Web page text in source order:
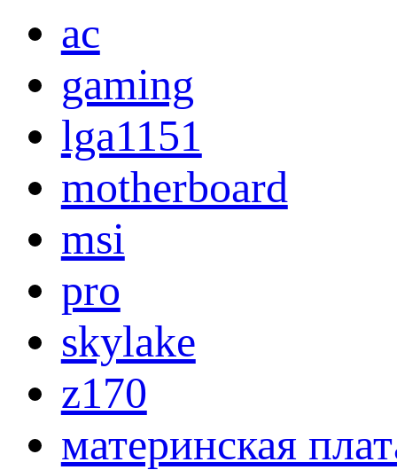
ac
gaming
lga1151
motherboard
msi
pro
skylake
z170
материнская